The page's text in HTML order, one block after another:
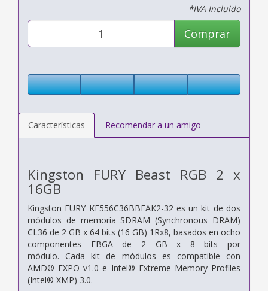
*IVA Incluido
Comprar
Características Recomendar a un amigo
Kingston FURY Beast RGB 2 x
16GB
Kingston FURY KF556C36BBEAK2-32 es un kit de dos
módulos de memoriaSDRAM (Synchronous DRAM)
CL36 de 2 GB x 64 bits (16 GB) 1Rx8, basados ​​en ocho
componentes FBGA de 2 GB x 8 bits por
módulo.Cada kit de módulos es compatible con
AMD® EXPO v1.0 e Intel® Extreme Memory Profiles
(Intel® XMP) 3.0.